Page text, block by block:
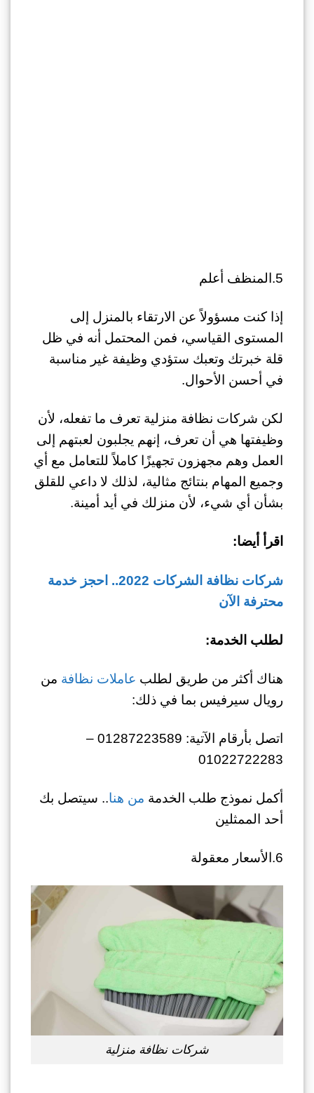
5.المنظف أعلم
إذا كنت مسؤولاً عن الارتقاء بالمنزل إلى
المستوى القياسي، فمن المحتمل أنه في ظل
قلة خبرتك وتعبك ستؤدي وظيفة غير مناسبة
في أحسن الأحوال.
لكن شركات نظافة منزلية تعرف ما تفعله، لأن
وظيفتها هي أن تعرف، إنهم يجلبون لعبتهم إلى
العمل وهم مجهزون تجهيزًا كاملاً للتعامل مع أي
وجميع المهام بنتائج مثالية، لذلك لا داعي للقلق
بشأن أي شيء، لأن منزلك في أيد أمينة.
اقرأ أيضا:
شركات نظافة الشركات 2022.. احجز خدمة
محترفة الآن
لطلب الخدمة:
هناك أكثر من طريق لطلب عاملات نظافة من
رويال سيرفيس بما في ذلك:
اتصل بأرقام الآتية: 01287223589 –
01022722283
أكمل نموذج طلب الخدمة من هنا.. سيتصل بك
أحد الممثلين
6.الأسعار معقولة
شركات نظافة منزلية